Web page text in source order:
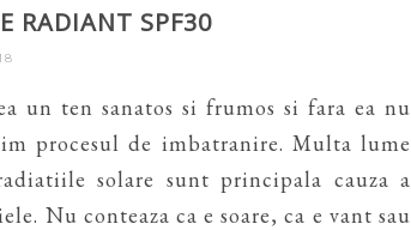
RADIANT SPF30
un ten sanatos si frumos si fara ea nu
procesul de imbatranire. Multa lume
solare sunt principala cauza a
Nu conteaza ca e soare, ca e vant sau